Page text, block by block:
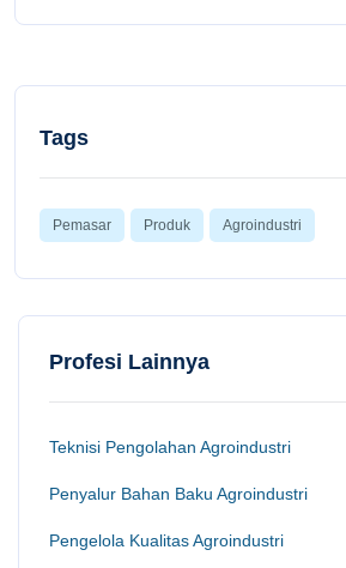
Tags
Pemasar Produk Agroindustri
Profesi Lainnya
Teknisi Pengolahan Agroindustri
Penyalur Bahan Baku Agroindustri
Pengelola Kualitas Agroindustri